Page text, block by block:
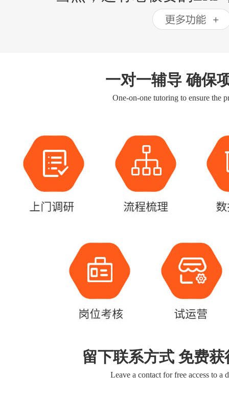
一对一辅导 确保
One-on-one tutoring to ensure the
留下联系方式 免费
Leave a contact for free access to a